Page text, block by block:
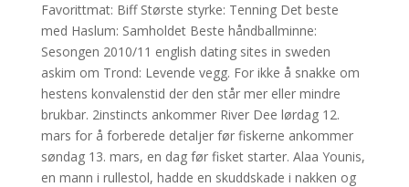
Favorittmat: Biff Største styrke: Tenning Det beste
med Haslum: Samholdet Beste håndballminne:
Sesongen 2010/11 english dating sites in sweden
askim om Trond: Levende vegg. For ikke å snakke om
hestens konvalenstid der den står mer eller mindre
brukbar. 2instincts ankommer River Dee lørdag 12.
mars for å forberede detaljer før fiskerne ankommer
søndag 13. mars, en dag før fisket starter. Alaa Younis,
en mann i rullestol, hadde en skuddskade i nakken og